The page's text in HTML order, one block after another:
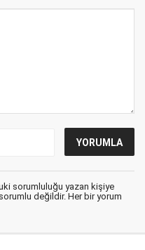
sorumluluğu yazan kişiye
değildir. Her bir yorum